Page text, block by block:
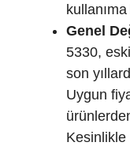
Genel
5330,
son
Uygun
Kesinlikle